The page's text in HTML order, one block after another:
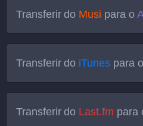
Transferir do Musi para o
Transferir do iTunespara o
Transferir do Last.fm para